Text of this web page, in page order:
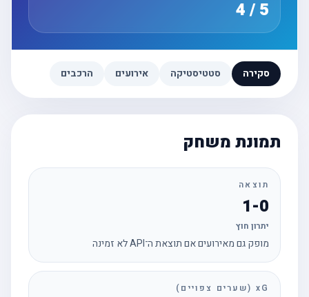
סקירה סטטיסטיקה אירועים הרכבים
תמונת משחק
תוצאה
1-0
יתרון חוץ
מופק גם מאירועים אם תוצאת ה־API לא זמינה
xG (שערים צפויים)